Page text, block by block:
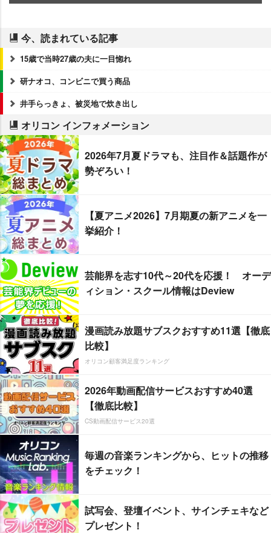
今、読まれている記事
15歳で当時27歳の夫に一目惚れ
研ナオコ、コンビニで買う商品
井手らっきょ、被災地で炊き出し
オリコン インフォメーション
2026年7月夏ドラマも、注目作＆話題作が
勢ぞろい！
【夏アニメ2026】7月期夏の新アニメを一
挙紹介！
芸能界を志す10代～20代を応援！ オーデ
ィション・スクール情報はDeview
漫画読み放題サブスクおすすめ11選【徹底
比較】
オリコン顧客満足度ランキング
2026年動画配信サービスおすすめ40選
【徹底比較】
CS動画配信サービス20選
毎週の音楽ランキングから、ヒットの推移
をチェック！
試写会、登壇イベント、サインチェキなど
プレゼント！